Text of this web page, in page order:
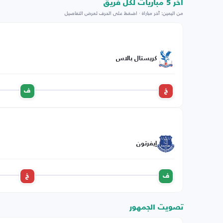
اخر 5 مباريات لكل فريق
من اليمين: آخر مباراة · اضغط على الحرف لعرض التفاصيل
كريستال بالاس
خ ف
إيفرتون
ف خ
تصويت الجمهور